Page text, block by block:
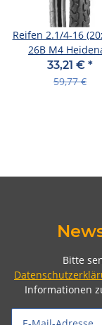
Reifen 2.1/4-16
26B M4
33,21 € *
59,77 €
Bitte
Informationen